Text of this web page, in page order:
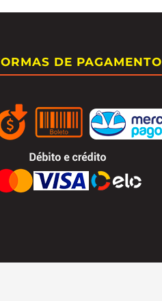
DE PAGAMENTO